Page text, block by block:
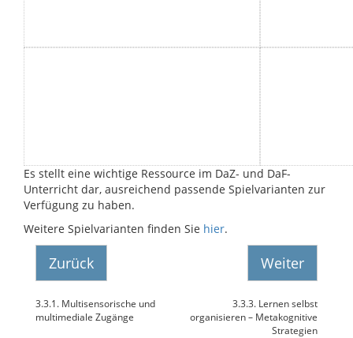
Es stellt eine wichtige Ressource im DaZ- und DaF-
Unterricht dar, ausreichend passende Spielvarianten zur
Verfügung zu haben.
Weitere Spielvarianten finden Sie hier.
Zurück
3.3.1. Multisensorische und
multimediale Zugänge
Weiter
3.3.3. Lernen selbst
organisieren – Metakognitive
Strategien